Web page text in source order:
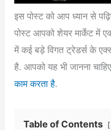
इस पोस्ट को आप ध्यान से
पोस्ट आपको शेयर मार्केट में
में कई बड़े विगत ट्रेडर्स के
है. आपको यह भी जानना
काम करता है.
Table of Contents